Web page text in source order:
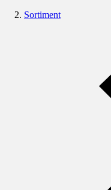
Sortiment